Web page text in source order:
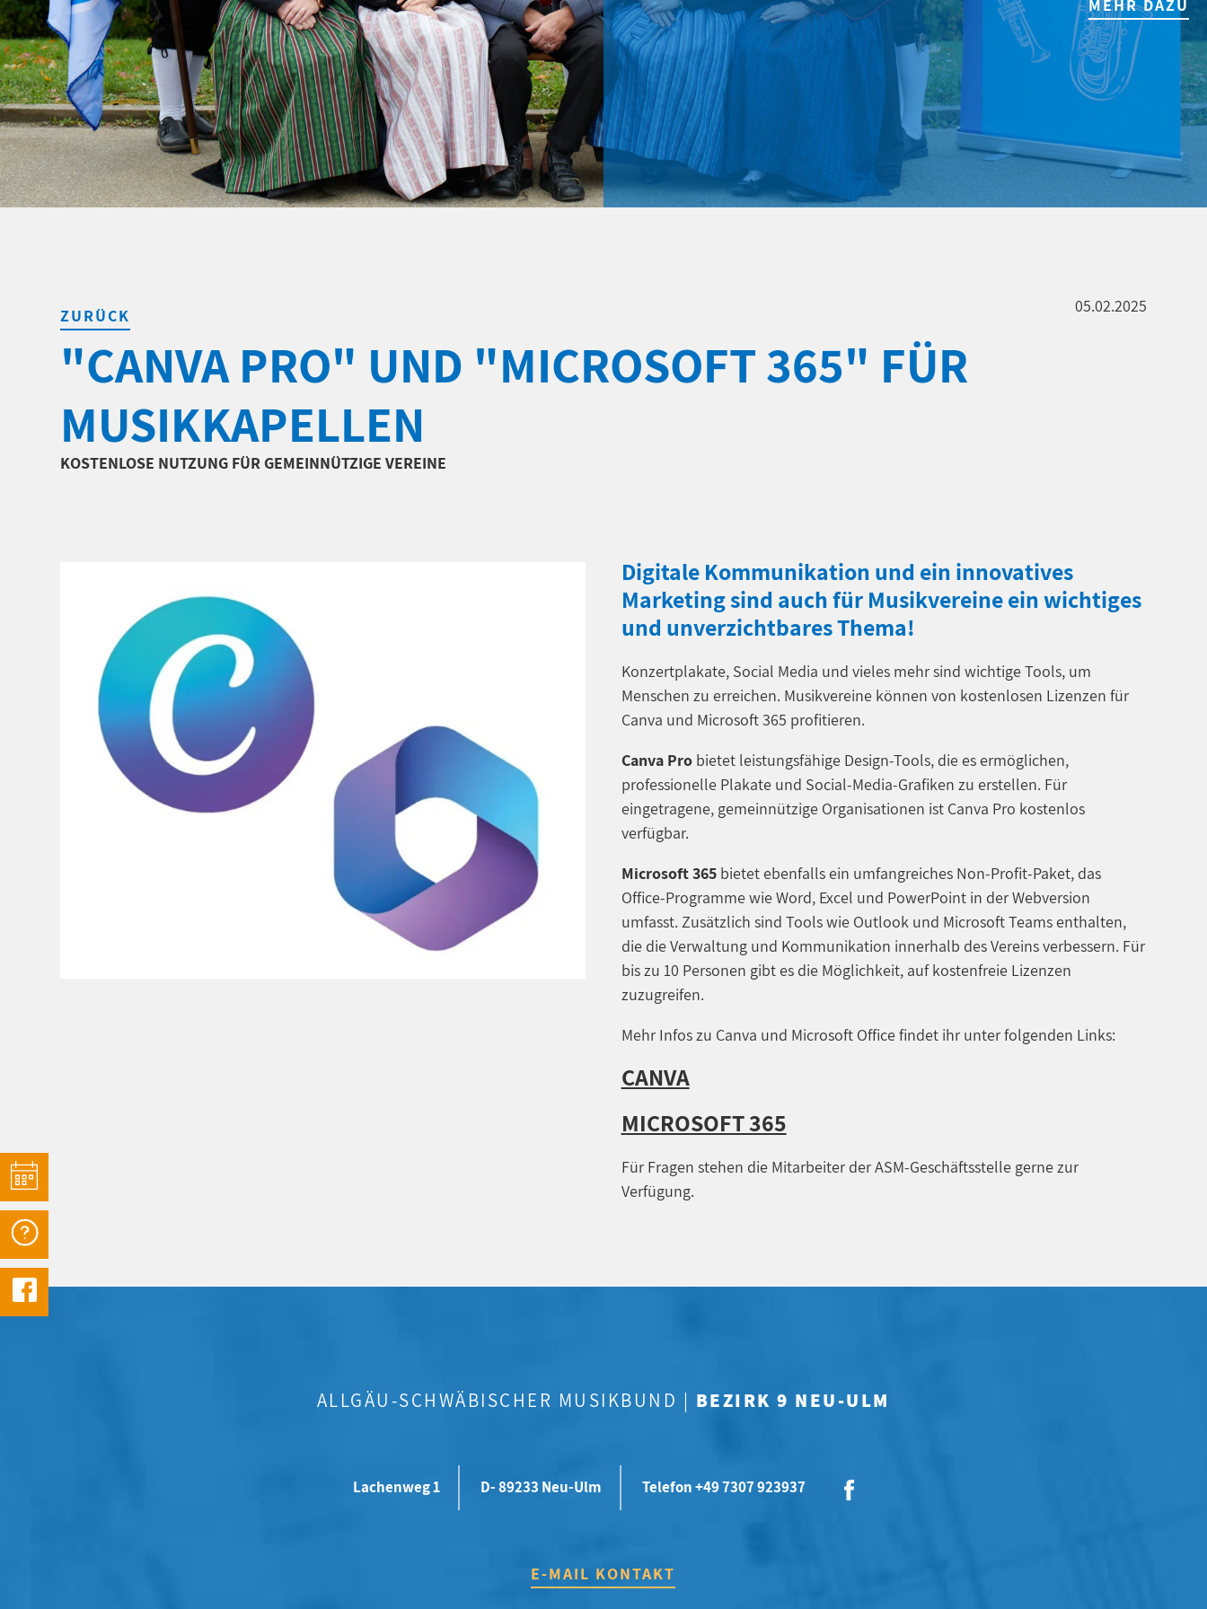
MEHR DAZU
05.02.2025
ZURÜCK
"CANVA PRO" UND "MICROSOFT 365" FÜR
MUSIKKAPELLEN
KOSTENLOSE NUTZUNG FÜR GEMEINNÜTZIGE VEREINE
Digitale Kommunikation und ein innovatives
Marketing sind auch für Musikvereine ein wichtiges
und unverzichtbares Thema!
Konzertplakate, Social Media und vieles mehr sind wichtige Tools, um
Menschen zu erreichen. Musikvereine können von kostenlosen Lizenzen für
Canva und Microsoft 365 profitieren.
Canva Probietet leistungsfähige Design-Tools, die es ermöglichen,
professionelle Plakate und Social-Media-Grafiken zu erstellen. Für
eingetragene, gemeinnützige Organisationen ist Canva Pro kostenlos
verfügbar.
Microsoft 365bietet ebenfalls ein umfangreiches Non-Profit-Paket, das
Office-Programme wie Word, Excel und PowerPoint in der Webversion
umfasst. Zusätzlich sind Tools wie Outlook und Microsoft Teams enthalten,
die die Verwaltung und Kommunikation innerhalb des Vereins verbessern. Für
bis zu 10 Personen gibt es die Möglichkeit, auf kostenfreie Lizenzen
zuzugreifen.
Mehr Infos zu Canva und Microsoft Office findet ihr unter folgenden Links:
CANVA
MICROSOFT 365
Für Fragen stehen die Mitarbeiter der ASM-Geschäftsstelle gerne zur
Verfügung.
ALLGÄU-SCHWÄBISCHER MUSIKBUND | BEZIRK 9 NEU-ULM
Lachenweg 1 D- 89233 Neu-Ulm Telefon +49 7307 923937
E-MAIL KONTAKT